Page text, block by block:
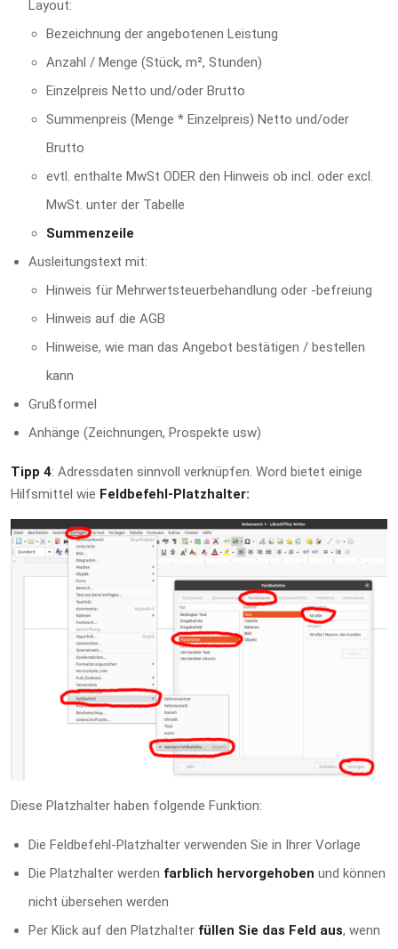
Layout:
Bezeichnung der angebotenen Leistung
Anzahl / Menge (Stück, m², Stunden)
Einzelpreis Netto und/oder Brutto
Summenpreis (Menge * Einzelpreis) Netto und/oder
Brutto
evtl. enthalte MwSt ODER den Hinweis ob incl. oder excl.
MwSt. unter der Tabelle
Summenzeile
Ausleitungstext mit:
Hinweis für Mehrwertsteuerbehandlung oder -befreiung
Hinweis auf die AGB
Hinweise, wie man das Angebot bestätigen / bestellen
kann
Grußformel
Anhänge (Zeichnungen, Prospekte usw)
Tipp 4: Adressdaten sinnvoll verknüpfen. Word bietet einige
Hilfsmittel wie Feldbefehl-Platzhalter:
Diese Platzhalter haben folgende Funktion:
Die Feldbefehl-Platzhalter verwenden Sie in Ihrer Vorlage
Die Platzhalter werden farblich hervorgehoben und können
nicht übersehen werden
Per Klick auf den Platzhalter füllen Sie das Feld aus, wenn